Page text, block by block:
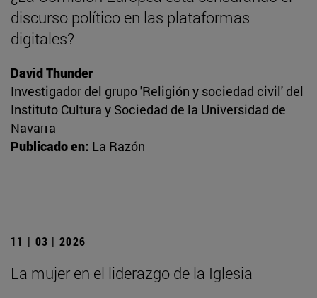
discurso político en las plataformas
digitales?
David Thunder
Investigador del grupo 'Religión y sociedad civil' del
Instituto Cultura y Sociedad de la Universidad de
Navarra
Publicado en: La Razón
11 | 03 | 2026
La mujer en el liderazgo de la Iglesia